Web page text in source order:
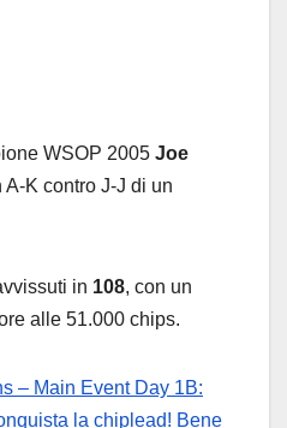
WSOP 2005 Joe
A-K contro J-J di un
in 108, con un
alle 51.000 chips.
– Main Event Day 1B:
la chiplead! Bene